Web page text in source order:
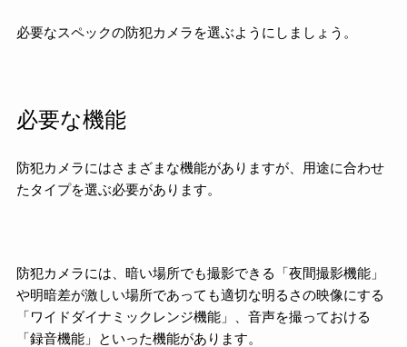
必要なスペックの防犯カメラを選ぶようにしましょう。
必要な機能
防犯カメラにはさまざまな機能がありますが、用途に合わせ
たタイプを選ぶ必要があります。
防犯カメラには、暗い場所でも撮影できる「夜間撮影機能」
や明暗差が激しい場所であっても適切な明るさの映像にする
「ワイドダイナミックレンジ機能」、音声を撮っておける
「録音機能」といった機能があります。